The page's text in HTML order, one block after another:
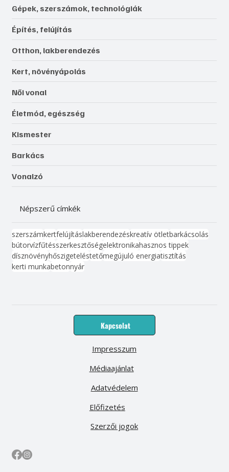
Gépek, szerszámok, technológiák
Építés, felújítás
Otthon, lakberendezés
Kert, növényápolás
Női vonal
Életmód, egészség
Kismester
Barkács
Vonalzó
Népszerű címkék
szerszámkertfelújításlakberendezéskreatív ötletbarkácsolás
bútorvízfűtésszerkesztőségelektronikahasznos tippek
dísznövényhőszigeteléstetőmegújuló energiatisztítás
kerti munkabetonnyár
Kapcsolat
Médiaajánlat
Előfizetés
Impresszum
Adatvédelem
Szerzői jogok